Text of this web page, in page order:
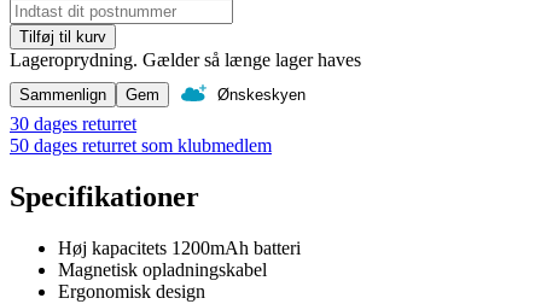
Tilføj til kurv
Lageroprydning. Gælder så længe lager haves
Sammenlign Gem Ønskeskyen
30 dages returret
50 dages returret som klubmedlem
Specifikationer
Høj kapacitets 1200mAh batteri
Magnetisk opladningskabel
Ergonomisk design